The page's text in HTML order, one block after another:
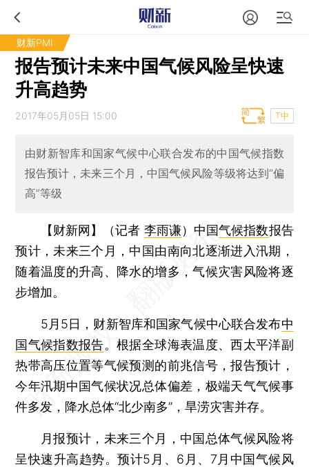
财新PMI
报告预计未来中国气候风险呈快速
升高趋势
2017年05月05日 15:00 T中
由财新智库和国家气候中心联合发布的中国气候指数
报告预计，未来三个月，中国气候风险等级将达到“偏
高”等级
【财新网】（记者 李雨谦） 中国气候指数报告
预计，未来三个月，中国由南向北逐渐进入汛期，
随着温度的升高、降水的增多，气候灾害风险将逐
步增加。
5月5日，财新智库和国家气候中心联合发布中
国气候指数报告。根据全球海表温度、西太平洋副
热带高压位置等气候预测的前兆信号，报告预计，
今年汛期中国气候状况总体偏差，极端天气气候事
件多发，降水总体“北少南多”，旱涝灾害并存。
月报预计，未来三个月，中国总体气候风险将
呈快速升高趋势。预计5月、6月、7月中国气候风